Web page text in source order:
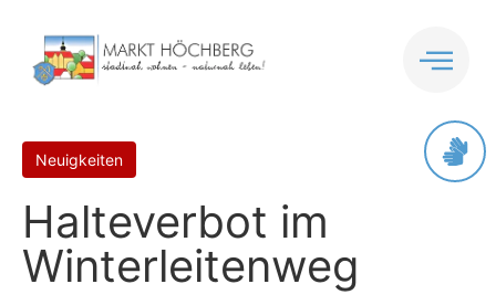
springen
Neuigkeiten
Halteverbot im
Winterleitenweg